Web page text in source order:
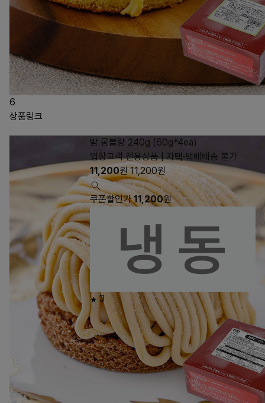
6
상품링크
밤 몽블랑 240g (60g*4ea)
업장고객 전용상품 | 자택·택배배송 불가
11,200원 11,200원
쿠폰할인가11,200원
3